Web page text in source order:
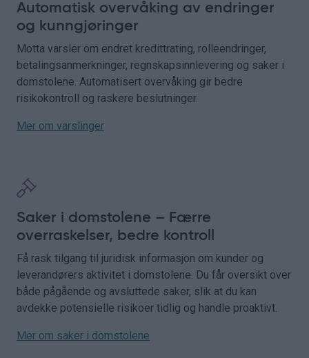
Automatisk overvåking av endringer
og kunngjøringer
Motta varsler om endret kredittrating, rolleendringer,
betalingsanmerkninger, regnskapsinnlevering og saker i
domstolene. Automatisert overvåking gir bedre
risikokontroll og raskere beslutninger.
Mer om varslinger
Saker i domstolene – Færre
overraskelser, bedre kontroll
Få rask tilgang til juridisk informasjon om kunder og
leverandørers aktivitet i domstolene. Du får oversikt over
både pågående og avsluttede saker, slik at du kan
avdekke potensielle risikoer tidlig og handle proaktivt.
Mer om saker i domstolene